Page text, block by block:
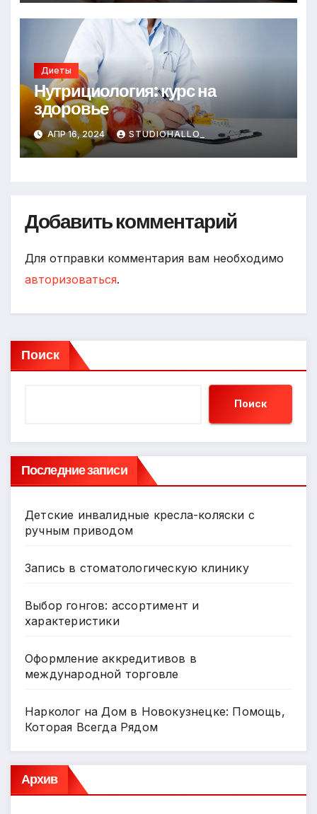
Диеты
Нутрициология: курс на
здоровье
АПР 16, 2024 STUDIOHALLO_
Добавить комментарий
Для отправки комментария вам необходимо
авторизоваться.
Поиск
Поиск
Последние записи
Детские инвалидные кресла-коляски с
ручным приводом
Запись в стоматологическую клинику
Выбор гонгов: ассортимент и
характеристики
Оформление аккредитивов в
международной торговле
Нарколог на Дом в Новокузнецке: Помощь,
Которая Всегда Рядом
Архив